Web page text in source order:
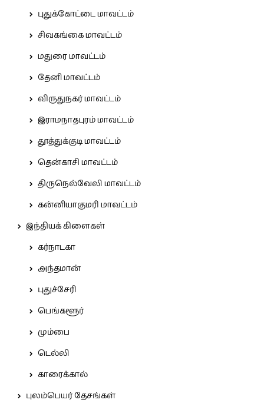
புதுக்கோட்டை மாவட்டம்
சிவகங்கை மாவட்டம்
மதுரை மாவட்டம்
தேனி மாவட்டம்
விருதுநகர் மாவட்டம்
இராமநாதபுரம் மாவட்டம்
தூத்துக்குடி மாவட்டம்
தென்காசி மாவட்டம்
திருநெல்வேலி மாவட்டம்
கன்னியாகுமரி மாவட்டம்
இந்தியக் கிளைகள்
கர்நாடகா
அந்தமான்
புதுச்சேரி
பெங்களூர்
மும்பை
டெல்லி
காரைக்கால்
புலம்பெயர் தேசங்கள்